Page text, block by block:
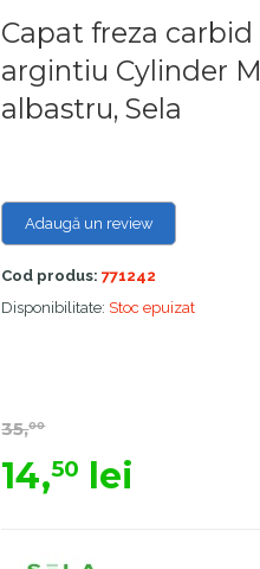
Capat freza carbid
argintiu Cylinder M
albastru, Sela
Adaugă un review
Cod produs:771242
Disponibilitate: Stoc epuizat
35,00
14,50 lei